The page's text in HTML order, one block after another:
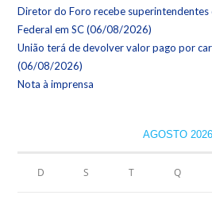
Diretor do Foro recebe superintendentes
Federal em SC (06/08/2026)
União terá de devolver valor pago por
(06/08/2026)
Nota à imprensa
AGOSTO 2026
D S T Q